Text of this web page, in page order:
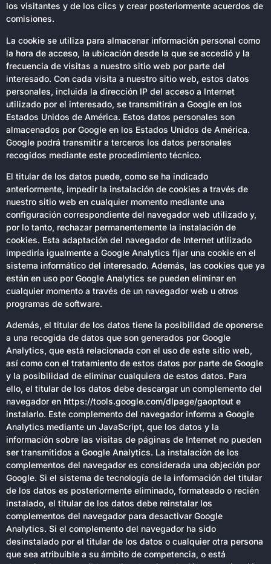
los visitantes y de los clics y crear posteriormente acuerdos de
comisiones.
La cookie se utiliza para almacenar información personal como
la hora de acceso, la ubicación desde la que se accedió y la
frecuencia de visitas a nuestro sitio web por parte del
interesado. Con cada visita a nuestro sitio web, estos datos
personales, incluida la dirección IP del acceso a Internet
utilizado por el interesado, se transmitirán a Google en los
Estados Unidos de América. Estos datos personales son
almacenados por Google en los Estados Unidos de América.
Google podrá transmitir a terceros los datos personales
recogidos mediante este procedimiento técnico.
El titular de los datos puede, como se ha indicado
anteriormente, impedir la instalación de cookies a través de
nuestro sitio web en cualquier momento mediante una
configuración correspondiente del navegador web utilizado y,
por lo tanto, rechazar permanentemente la instalación de
cookies. Esta adaptación del navegador de Internet utilizado
impediría igualmente a Google Analytics fijar una cookie en el
sistema informático del interesado. Además, las cookies que ya
están en uso por Google Analytics se pueden eliminar en
cualquier momento a través de un navegador web u otros
programas de software.
Además, el titular de los datos tiene la posibilidad de oponerse
a una recogida de datos que son generados por Google
Analytics, que está relacionada con el uso de este sitio web,
así como con el tratamiento de estos datos por parte de Google
y la posibilidad de eliminar cualquiera de estos datos. Para
ello, el titular de los datos debe descargar un complemento del
navegador en https://tools.google.com/dlpage/gaoptout e
instalarlo. Este complemento del navegador informa a Google
Analytics mediante un JavaScript, que los datos y la
información sobre las visitas de páginas de Internet no pueden
ser transmitidos a Google Analytics. La instalación de los
complementos del navegador es considerada una objeción por
Google. Si el sistema de tecnología de la información del titular
de los datos es posteriormente eliminado, formateado o recién
instalado, el titular de los datos debe reinstalar los
complementos del navegador para desactivar Google
Analytics. Si el complemento del navegador ha sido
desinstalado por el titular de los datos o cualquier otra persona
que sea atribuible a su ámbito de competencia, o está